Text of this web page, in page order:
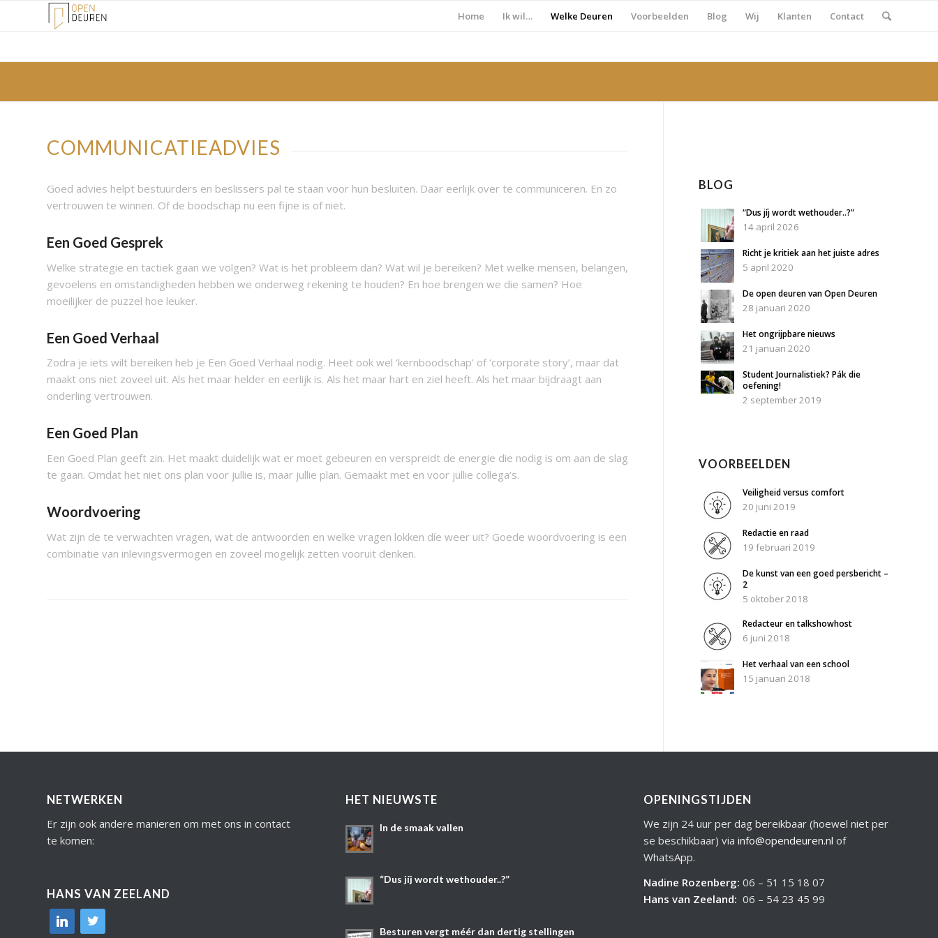
Home Ik wil… Welke Deuren Voorbeelden Blog Wij Klanten Contact
COMMUNICATIEADVIES
Goed advies helpt bestuurders en beslissers pal te staan voor hun besluiten. Daar eerlijk over te communiceren. En zo
vertrouwen te winnen. Of de boodschap nu een fijne is of niet.
Een Goed Gesprek
Welke strategie en tactiek gaan we volgen? Wat is het probleem dan? Wat wil je bereiken? Met welke mensen, belangen,
gevoelens en omstandigheden hebben we onderweg rekening te houden? En hoe brengen we die samen? Hoe
moeilijker de puzzel hoe leuker.
Een Goed Verhaal
Zodra je iets wilt bereiken heb je Een Goed Verhaal nodig. Heet ook wel ‘kernboodschap’ of ‘corporate story’, maar dat
maakt ons niet zoveel uit. Als het maar helder en eerlijk is. Als het maar hart en ziel heeft. Als het maar bijdraagt aan
onderling vertrouwen.
Een Goed Plan
Een Goed Plan geeft zin. Het maakt duidelijk wat er moet gebeuren en verspreidt de energie die nodig is om aan de slag
te gaan. Omdat het niet ons plan voor jullie is, maar jullie plan. Gemaakt met en voor jullie collega’s.
Woordvoering
Wat zijn de te verwachten vragen, wat de antwoorden en welke vragen lokken díe weer uit? Goede woordvoering is een
combinatie van inlevingsvermogen en zoveel mogelijk zetten vooruit denken.
BLOG
“Dus jíj wordt wethouder..?”
14 april 2026
Richt je kritiek aan het juiste adres
5 april 2020
De open deuren van Open Deuren
28 januari 2020
Het ongrijpbare nieuws
21 januari 2020
Student Journalistiek? Pák die
oefening!
2 september 2019
VOORBEELDEN
Veiligheid versus comfort
20 juni 2019
Redactie en raad
19 februari 2019
De kunst van een goed persbericht –
2
5 oktober 2018
Redacteur en talkshowhost
6 juni 2018
Het verhaal van een school
15 januari 2018
NETWERKEN
Er zijn ook andere manieren om met ons in contact
te komen:
HANS VAN ZEELAND
linkedin
twitter
HET NIEUWSTE
In de smaak vallen
“Dus jíj wordt wethouder..?”
Besturen vergt méér dan dertig stellingen
OPENINGSTIJDEN
We zijn 24 uur per dag bereikbaar (hoewel niet per
se beschikbaar) viainfo@opendeuren.nl of
WhatsApp.
Nadine Rozenberg:06 – 51 15 18 07
Hans van Zeeland:06 – 54 23 45 99